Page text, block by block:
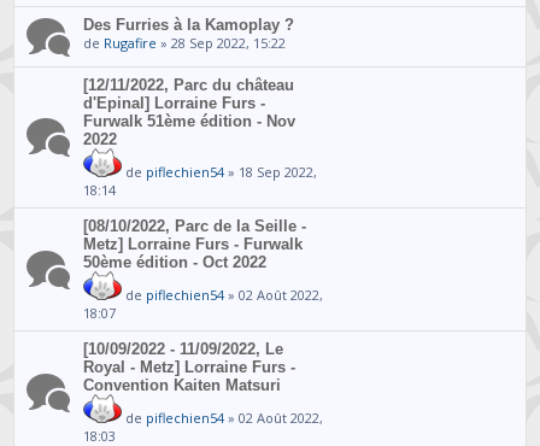
Des Furries à la Kamoplay ?
de Rugafire » 28 Sep 2022, 15:22
[12/11/2022, Parc du château
d'Epinal] Lorraine Furs -
Furwalk 51ème édition - Nov
2022
de piflechien54» 18 Sep 2022,
18:14
[08/10/2022, Parc de la Seille -
Metz] Lorraine Furs - Furwalk
50ème édition - Oct 2022
de piflechien54» 02 Août 2022,
18:07
[10/09/2022 - 11/09/2022, Le
Royal - Metz] Lorraine Furs -
Convention Kaiten Matsuri
de piflechien54» 02 Août 2022,
18:03